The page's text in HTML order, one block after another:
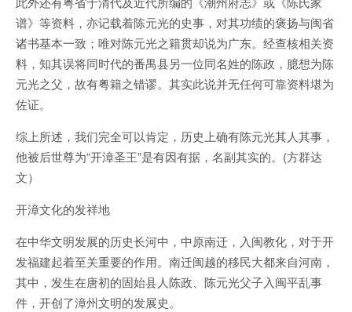
谱》等资料，亦记载着陈元光的史事，对其功绩的褒扬与闽省
诸书基本一致；唯对陈元光之籍贯却说为广东。经查核相关资
料，知其误将同时代的番禺县另一位同名姓的陈政，臆想为陈
元光之父，故有粤籍之错谬。其实此说并无任何可靠资料堪为
佐证。
综上所述，我们完全可以肯定，历史上确有陈元光其人其事，
他被后世尊为“开漳圣王”是有因有据，名副其实的。(方群达
文）
开漳文化的发祥地
在中华文明发展的历史长河中，中原南迁，入闽教化，对于开
发福建起着至关重要的作用。南迁闽越的移民大都来自河南，
其中，发生在唐初的固始县人陈政、陈元光父子入闽平乱事
件，开创了漳州文明的发展史。